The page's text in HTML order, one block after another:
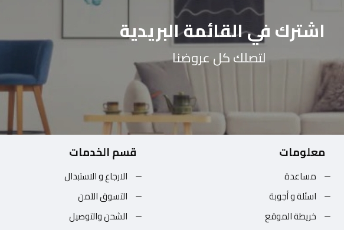
اشترك في القائمة البريدية
لتصلك كل عروضنا
معلومات
مساعدة
اسئلة و أجوبة
خريطة الموقع
قسم الخدمات
الارجاع و الاستبدال
التسوق الآمن
الشحن والتوصيل